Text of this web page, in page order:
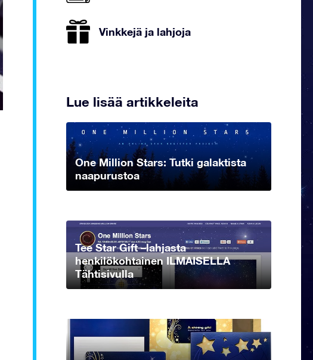
Vinkkejä ja lahjoja
Lue lisää artikkeleita
One Million Stars: Tutki galaktista
naapurustoa
Tee Star Gift –lahjasta
henkilökohtainen ILMAISELLA
Tähtisivulla